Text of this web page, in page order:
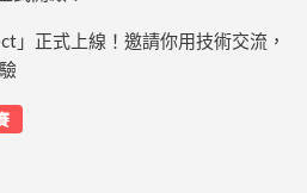
」正式上線！邀請你用技術交流，